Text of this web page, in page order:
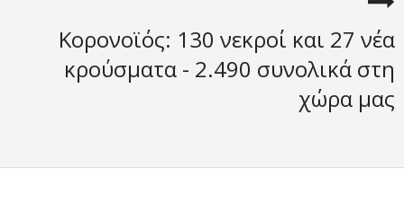
Κορονοϊός: 130 νεκροί και 27 νέα
κρούσματα - 2.490 συνολικά στη
χώρα μας